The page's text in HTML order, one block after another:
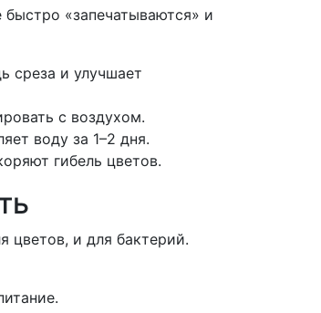
быстро «запечатываются» и
среза и улучшает
с воздухом.
воду за 1–2 дня.
гибель цветов.
цветов, и для бактерий.